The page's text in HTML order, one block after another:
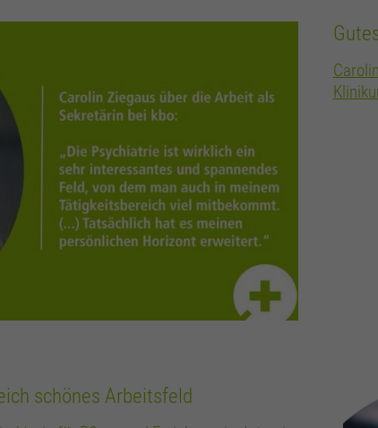
schönes Arbeitsfeld